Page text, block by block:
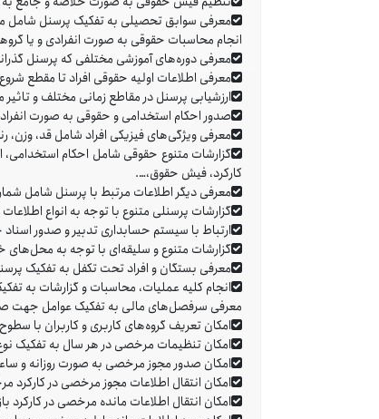
معرفی سوابق تحصیلی به تفکیک پرسنل شامل
انجام محاسبات حقوقی به صورت انفرادی و یا
معرفی دوره‌های آموزشی مختلفی که پرسنل
معرفی اطلاعات اولیه حقوقی افراد تا مقطع
ارزشیابی پرسنل در مقاطع زمانی مختلف و
صدور احکام استخدامی و حقوقی به صورت
معرفی ویژگی‌های فیزیکی افراد شامل قد،
گزارشات متنوع حقوقی شامل احکام
کارکرد، فیش حقوق،….
معرفی دیگر اطلاعات مرتبط با پرسنل شامل
گزارشات پرسنلی متنوع با توجه به انواع
ارتباط با سیستم حسابداری تدبیر و صدور
گزارشات متنوع و سلیقه‌ای با توجه به
معرفی بستگان و افراد تحت تکفل به تفکیک
انجام کلیه عملیات، محاسبات و گزارشات به
معرفی سرفصل‌های مالی به تفکیک عوامل جهت
امکان تعریف گروه‌های کاربری و کاربران با
امکان تنظیمات مرخصی در هر سال به تفکیک
امکان صدور مجوز مرخصی به صورت روزانه و
امکان انتقال اطلاعات مجوز مرخصی در کارکرد
امکان انتقال اطلاعات مانده مرخصی در کارکرد